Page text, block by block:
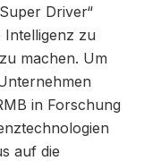
Driver“
zu
machen. Um
in Forschung
auf die